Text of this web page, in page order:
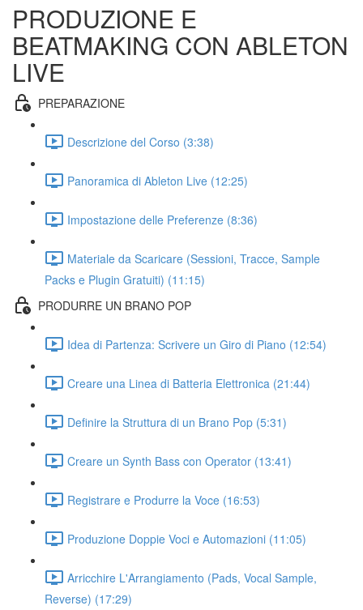
PRODUZIONE E
BEATMAKING CON ABLETON
LIVE
PREPARAZIONE
Descrizione del Corso (3:38)
Panoramica di Ableton Live (12:25)
Impostazione delle Preferenze (8:36)
Materiale da Scaricare (Sessioni, Tracce, Sample
Packs e Plugin Gratuiti) (11:15)
PRODURRE UN BRANO POP
Idea di Partenza: Scrivere un Giro di Piano (12:54)
Creare una Linea di Batteria Elettronica (21:44)
Definire la Struttura di un Brano Pop (5:31)
Creare un Synth Bass con Operator (13:41)
Registrare e Produrre la Voce (16:53)
Produzione Doppie Voci e Automazioni (11:05)
Arricchire L'Arrangiamento (Pads, Vocal Sample,
Reverse) (17:29)